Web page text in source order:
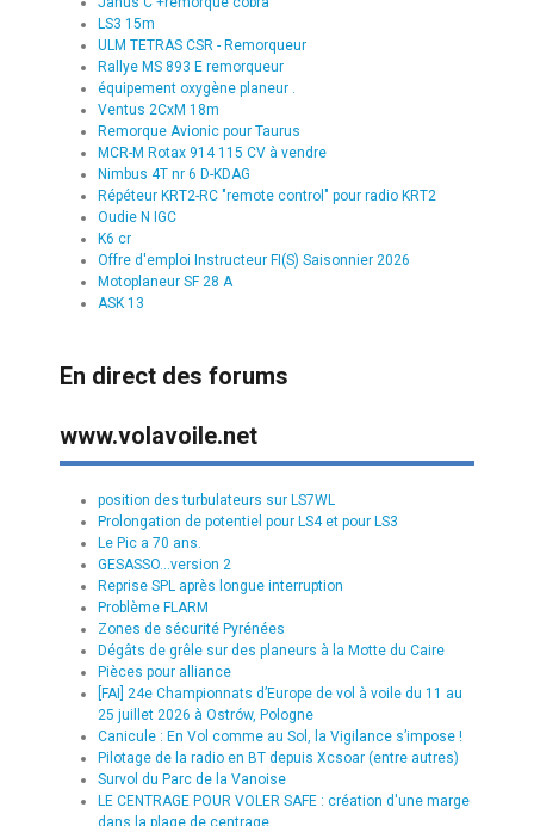
LS3 15m
ULM TETRAS CSR - Remorqueur
Rallye MS 893 E remorqueur
équipement oxygène planeur .
Ventus 2CxM 18m
Remorque Avionic pour Taurus
MCR-M Rotax 914 115 CV à vendre
Nimbus 4T nr 6 D-KDAG
Répéteur KRT2-RC "remote control" pour radio KRT2
Oudie N IGC
K6 cr
Offre d'emploi Instructeur FI(S) Saisonnier 2026
Motoplaneur SF 28 A
ASK 13
En direct des forums
www.volavoile.net
position des turbulateurs sur LS7WL
Prolongation de potentiel pour LS4 et pour LS3
Le Pic a 70 ans.
GESASSO...version 2
Reprise SPL après longue interruption
Problème FLARM
Zones de sécurité Pyrénées
Dégâts de grêle sur des planeurs à la Motte du Caire
Pièces pour alliance
[FAI] 24e Championnats d’Europe de vol à voile du 11 au
25 juillet 2026 à Ostrów, Pologne
Canicule : En Vol comme au Sol, la Vigilance s’impose !
Pilotage de la radio en BT depuis Xcsoar (entre autres)
Survol du Parc de la Vanoise
LE CENTRAGE POUR VOLER SAFE : création d'une marge
dans la plage de centrage